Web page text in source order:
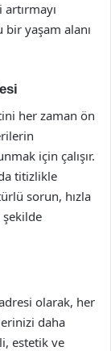
yaşam alanı
her zaman ön
için çalışır.
titizlikle
sorun, hızla
olarak, her
daha
estetik ve